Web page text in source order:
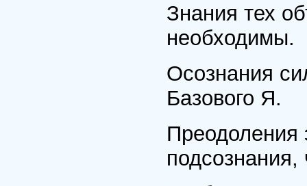
Знания тех
необходимы.
Осознания
Базового Я.
Преодоления
подсознания,